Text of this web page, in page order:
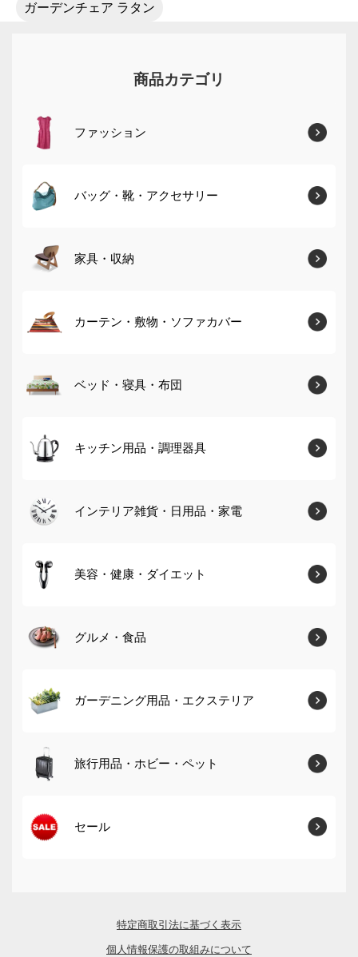
ガーデンチェア ラタン
商品カテゴリ
ファッション
バッグ・靴・アクセサリー
家具・収納
カーテン・敷物・ソファカバー
ベッド・寝具・布団
キッチン用品・調理器具
インテリア雑貨・日用品・家電
美容・健康・ダイエット
グルメ・食品
ガーデニング用品・エクステリア
旅行用品・ホビー・ペット
セール
特定商取引法に基づく表示
個人情報保護の取組みについて